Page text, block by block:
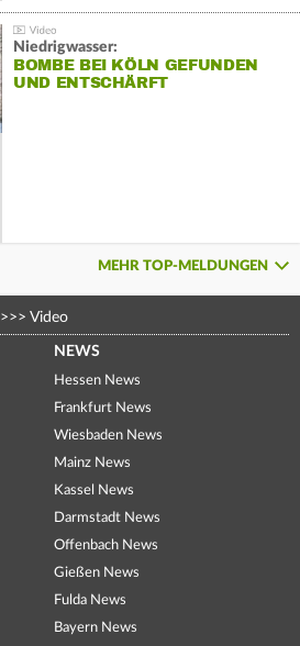
Niedrigwasser:
BOMBE BEI KÖLN GEFUNDEN
UND ENTSCHÄRFT
MEHR TOP-MELDUNGEN
>>> Video
NEWS
Hessen News
Frankfurt News
Wiesbaden News
Mainz News
Kassel News
Darmstadt News
Offenbach News
Gießen News
Fulda News
Bayern News